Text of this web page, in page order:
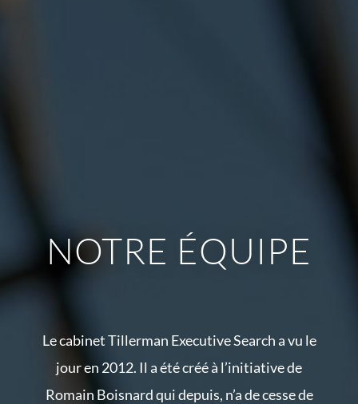
NOTRE ÉQUIPE
Le cabinet Tillerman Executive Search a vu le
jour en 2012. Il a été créé à l’initiative de
Romain Boisnard qui depuis, n’a de cesse de